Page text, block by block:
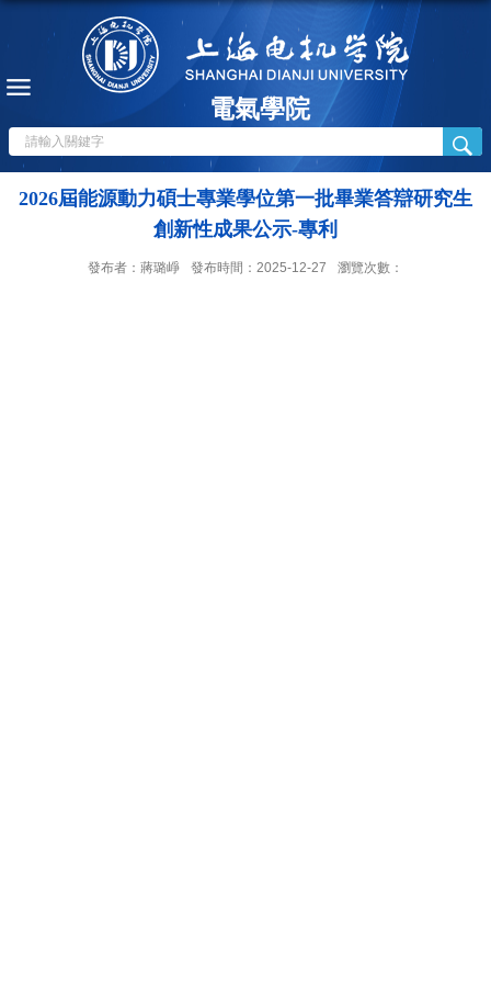
電氣學院
2026屆能源動力碩士專業學位第一批畢業答辯研究生
創新性成果公示-專利
發布者：蔣璐崢 發布時間：2025-12-27 瀏覽次數：